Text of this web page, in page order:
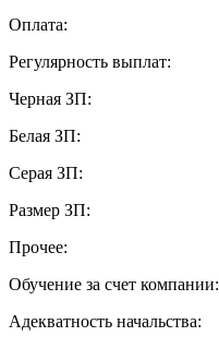
Оплата:
Регулярность выплат:
Черная ЗП:
Белая ЗП:
Серая ЗП:
Размер ЗП:
Прочее:
Обучение за счет компании:
Адекватность начальства: